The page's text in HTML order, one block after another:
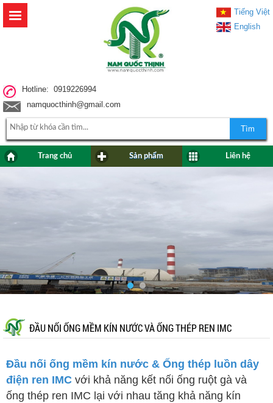
Hotline: 0919226994
namquocthinh@gmail.com
Tiếng Việt
English
Tìm
Trang chủ Sản phẩm Liên hệ
ĐẦU NỐI ỐNG MỀM KÍN NƯỚC VÀ ỐNG THÉP REN IMC
Đầu nối ống mềm kín nước & Ống thép luồn dây
điện ren IMC với khả năng kết nối ống ruột gà và
ống thép ren IMC lại với nhau tăng khả năng kín